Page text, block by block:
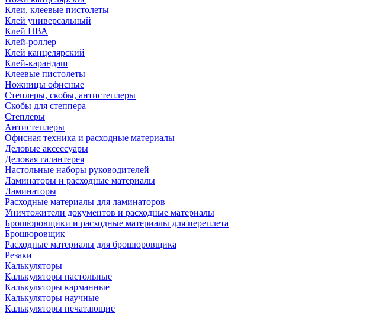
Клеи, клеевые пистолеты
Клей универсальный
Клей ПВА
Клей-роллер
Клей канцелярский
Клей-карандаш
Клеевые пистолеты
Ножницы офисные
Степлеры, скобы, антистеплеры
Скобы для степпера
Степлеры
Антистеплеры
Офисная техника и расходные материалы
Деловые аксессуары
Деловая галантерея
Настольные наборы руководителей
Ламинаторы и расходные материалы
Ламинаторы
Расходные материалы для ламинаторов
Уничтожители документов и расходные материалы
Брошюровщики и расходные материалы для переплета
Брошюровщик
Расходные материалы для брошюровщика
Резаки
Калькуляторы
Калькуляторы настольные
Калькуляторы карманные
Калькуляторы научные
Калькуляторы печатающие